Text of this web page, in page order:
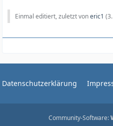
Einmal editiert, zuletzt voneric1 (
Datenschutzerklärung
Community-Software: